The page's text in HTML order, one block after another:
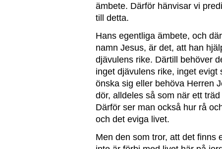
ämbete. Därför hänvisar vi
till detta.
Hans egentliga ämbete, och
namn Jesus, är det, att han
djävulens rike. Därtill behöver
inget djävulens rike, inget
önska sig eller behöva Herren
dör, alldeles så som när ett
Därför ser man också hur rå
och det eviga livet.
Men den som tror, att det finns